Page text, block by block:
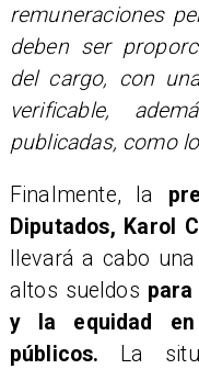
remuneraciones
deben ser
del cargo, con
verificable,
publicadas, como
Finalmente, la
Diputados, Karol
llevará a cabo
altos sueldos
y la equidad
públicos. La